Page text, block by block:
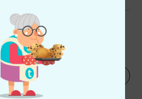
4.6